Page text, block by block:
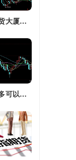
大连星海期货大厦四区改建(大连星海广场期货大厦)
期货锁仓最多可以多长时间(期货锁仓最多可以多长时间卖出)